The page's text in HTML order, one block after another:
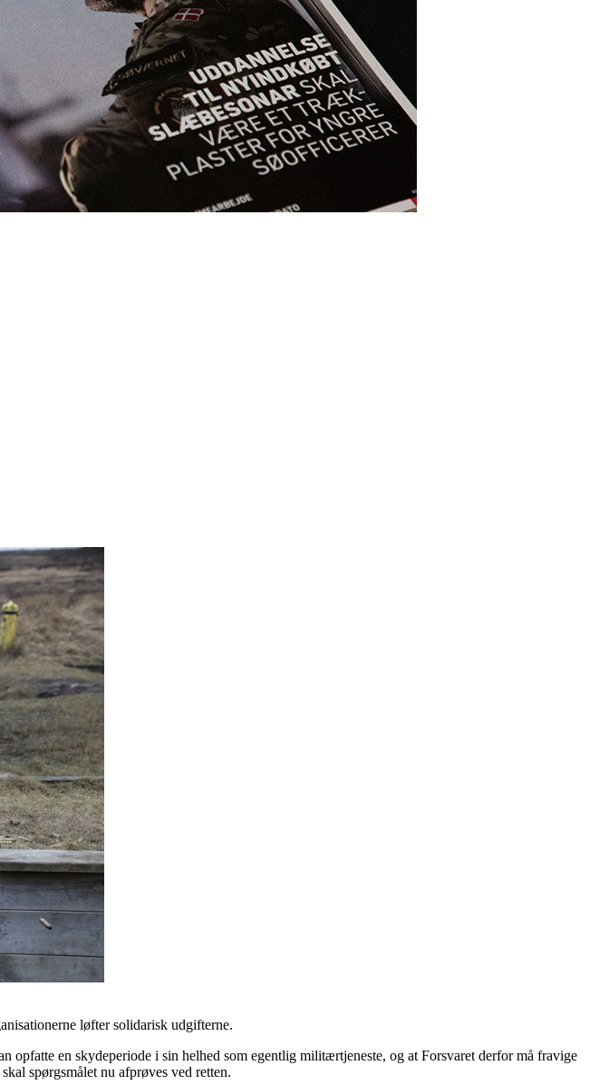
løfter solidarisk udgifterne.
en skydeperiode i sin helhed som egentlig militærtjeneste, og at Forsvaret derfor må fravige
spørgsmålet nu afprøves ved retten.